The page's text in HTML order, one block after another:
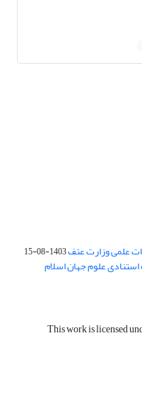
علمی وزارت عتف1403-08-15
علوم جهان اسلام
This work is licensed